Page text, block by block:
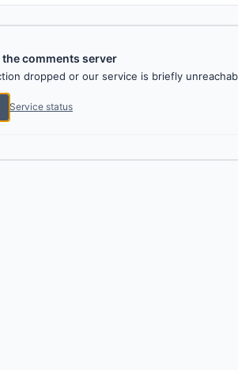
the comments server
dropped or our service is briefly
Service status